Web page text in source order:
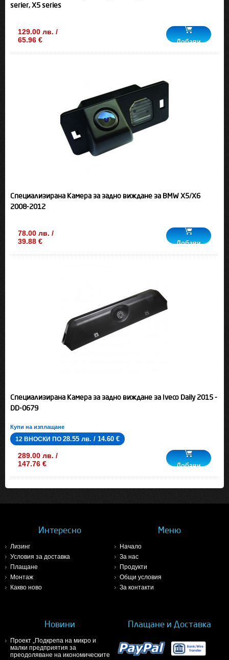
serier, X5 series
129.00 лв. /
65.96 €
Добави
Специализирана Камера за задно виждане за BMW X5/X6
2008-2012
78.00 лв. /
39.88 €
Добави
Специализирана Камера за задно виждане за Iveco Daily 2015 -
DD-0679
Купи на изплащане
12 ВНОСКИ ПО 28.55 лв. / 14.60 €
289.00 лв. /
147.76 €
Добави
Интересно
Лизинг
Условия за доставка
Плащане
Монтаж
Какво ново
Меню
Начало
За нас
Продукти
Общи условия
За контакти
Новини
Проект „Подкрепа на микро и
малки предприятия за
преодоляване на икономическите
Плащане и Доставка